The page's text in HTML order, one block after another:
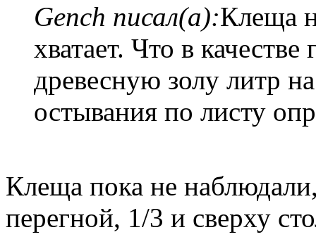
Gench писал(а):Клеща
хватает. Что в
древесную золу литр
остывания по листу
Клеща пока не
перегной, 1/3 и сверху